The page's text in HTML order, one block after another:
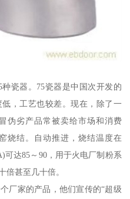
瓷器。75瓷器是中国次开发的
，工艺也较差。现在，除了一
伪劣产品常被卖给市场和消费
烧结。自动推进，烧结温度在
达85～90，用于火电厂制粉系
倍甚至几十倍。
厂家的产品，他们宣传的“超级